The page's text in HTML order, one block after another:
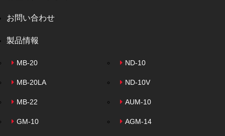
お問い合わせ
製品情報
MB-20 ND-10
MB-20LA ND-10V
MB-22 AUM-10
GM-10 AGM-14